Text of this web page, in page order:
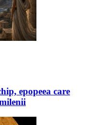
epopeea care